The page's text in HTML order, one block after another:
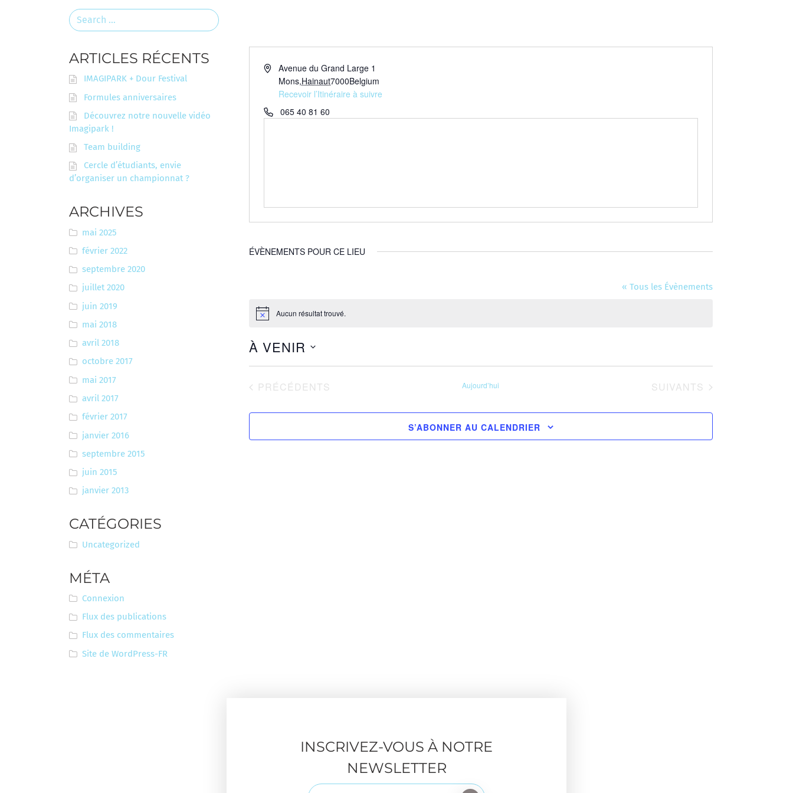
Search
ARTICLES RÉCENTS
IMAGIPARK + Dour Festival
Formules anniversaires
Découvrez notre nouvelle vidéo
Imagipark !
Team building
Cercle d’étudiants, envie
d’organiser un championnat ?
ARCHIVES
mai 2025
février 2022
septembre 2020
juillet 2020
juin 2019
mai 2018
avril 2018
octobre 2017
mai 2017
avril 2017
février 2017
janvier 2016
septembre 2015
juin 2015
janvier 2013
CATÉGORIES
Uncategorized
MÉTA
Connexion
Flux des publications
Flux des commentaires
Site de WordPress-FR
AdresseAvenue du Grand Large 1
Mons,Hainaut7000Belgium
Recevoir l’Itinéraire à suivre
Téléphone
065 40 81 60
ÉVÈNEMENTS POUR CE LIEU
« Tous les Évènements
Notice Aucun résultat trouvé.
À VENIR
date.ÉVÈNEMENTS
PRÉCÉDENTS Aujourd’hui ÉVÈNEMENTS
SUIVANTS
S’ABONNER AU CALENDRIER
INSCRIVEZ-VOUS À NOTRE
NEWSLETTER